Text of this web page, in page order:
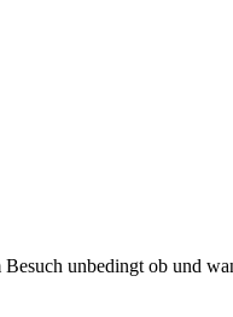
unbedingt ob und